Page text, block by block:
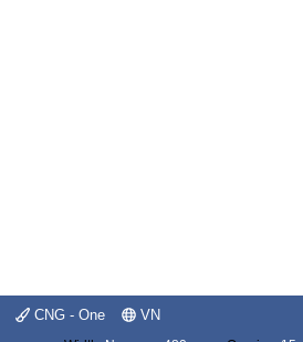
CNG - One VN